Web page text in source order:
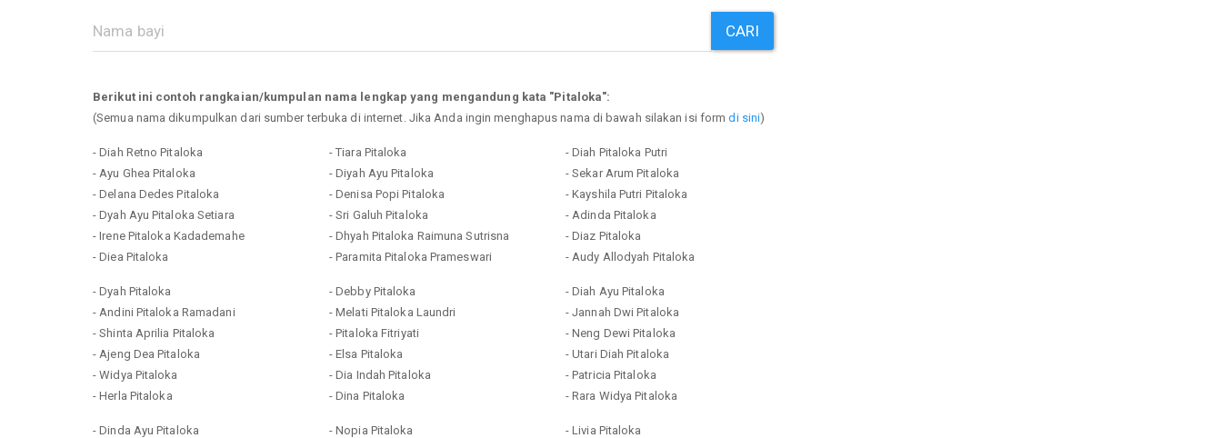
CARI
Berikut ini contoh rangkaian/kumpulan nama lengkap yang mengandung kata "Pitaloka":
(Semua nama dikumpulkan dari sumber terbuka di internet. Jika Anda ingin menghapus nama di bawah silakan isi formdi sini)
- Diah Retno Pitaloka
- Ayu Ghea Pitaloka
- Delana Dedes Pitaloka
- Dyah Ayu Pitaloka Setiara
- Irene Pitaloka Kadademahe
- Diea Pitaloka
- Tiara Pitaloka
- Diyah Ayu Pitaloka
- Denisa Popi Pitaloka
- Sri Galuh Pitaloka
- Dhyah Pitaloka Raimuna Sutrisna
- Paramita Pitaloka Prameswari
- Diah Pitaloka Putri
- Sekar Arum Pitaloka
- Kayshila Putri Pitaloka
- Adinda Pitaloka
- Diaz Pitaloka
- Audy Allodyah Pitaloka
- Dyah Pitaloka
- Andini Pitaloka Ramadani
- Shinta Aprilia Pitaloka
- Ajeng Dea Pitaloka
- Widya Pitaloka
- Herla Pitaloka
- Debby Pitaloka
- Melati Pitaloka Laundri
- Pitaloka Fitriyati
- Elsa Pitaloka
- Dia Indah Pitaloka
- Dina Pitaloka
- Diah Ayu Pitaloka
- Jannah Dwi Pitaloka
- Neng Dewi Pitaloka
- Utari Diah Pitaloka
- Patricia Pitaloka
- Rara Widya Pitaloka
- Dinda Ayu Pitaloka
- Nopia Pitaloka
- Livia Pitaloka